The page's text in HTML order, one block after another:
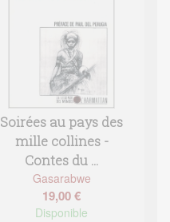
Soirées au pays des
mille collines -
Contes du ...
Gasarabwe
19,00 €
Disponible